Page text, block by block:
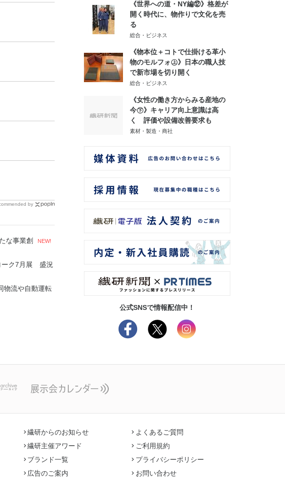
by
な事業創
NEW!
ーク7月展 盛況
物流や自動運転
《世界への道・NY編⑫》格差が
開く時代に、物作りで文化を売
る
総合・ビジネス
《物本位＋コトで仕掛ける革小
物のモルフォ㊤》日本の職人技
で新市場を切り開く
総合・ビジネス
《女性の働き方からみる産地の
今㊦》キャリア向上意識は高
く 評価や設備改善要求も
素材・製造・商社
公式SNSで情報配信中！
繊研からのお知らせ
繊研主催アワード
ブランド一覧
広告のご案内
よくあるご質問
ご利用規約
プライバシーポリシー
お問い合わせ